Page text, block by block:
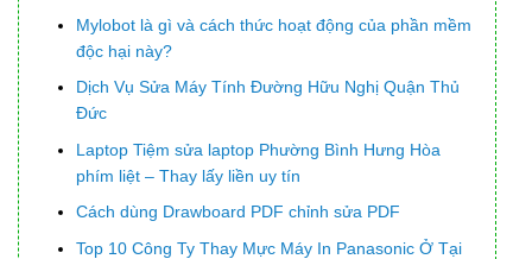
Mylobot là gì và cách thức hoạt động của phần mềm
độc hại này?
Dịch Vụ Sửa Máy Tính Đường Hữu Nghị Quận Thủ
Đức
Laptop Tiệm sửa laptop Phường Bình Hưng Hòa
phím liệt – Thay lấy liền uy tín
Cách dùng Drawboard PDF chỉnh sửa PDF
Top 10 Công Ty Thay Mực Máy In Panasonic Ở Tại